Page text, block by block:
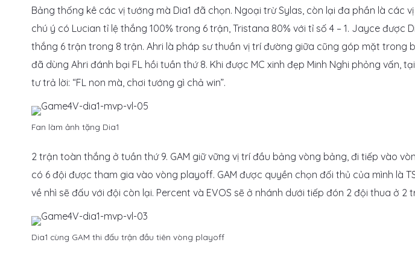
Bảng thống kê các vị tướng mà Dia1 đã chọn. Ngoại trừ Sylas, còn lại đa phần là các
chú ý có Lucian tỉ lệ thắng 100% trong 6 trận, Tristana 80% với tỉ số 4 – 1. Jayce được
thắng 6 trận trong 8 trận. Ahri là pháp sư thuần vị trí đường giữa cũng góp mặt trong
đã dùng Ahri đánh bại FL hồi tuần thứ 8. Khi được MC xinh đẹp Minh Nghi phỏng vấn,
tư trả lời: “FL non mà, chơi tướng gì chả win”.
Fan làm ảnh tặng Dia1
2 trận toàn thắng ở tuần thứ 9. GAM giữ vững vị trí đầu bảng vòng bảng, đi tiếp vào
có 6 đội được tham gia vào vòng playoff. GAM được quyền chọn đối thủ của mình là
về nhì sẽ đấu với đội còn lại. Percent và EVOS sẽ ở nhánh dưới tiếp đón 2 đội thua ở 2
Dia1 cùng GAM thi đấu trận đầu tiên vòng playoff